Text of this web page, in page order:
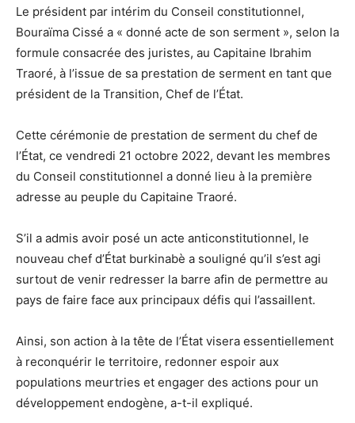
Le président par intérim du Conseil constitutionnel,
Bouraïma Cissé a « donné acte de son serment », selon la
formule consacrée des juristes, au Capitaine Ibrahim
Traoré, à l’issue de sa prestation de serment en tant que
président de la Transition, Chef de l’État.
Cette cérémonie de prestation de serment du chef de
l’État, ce vendredi 21 octobre 2022, devant les membres
du Conseil constitutionnel a donné lieu à la première
adresse au peuple du Capitaine Traoré.
S’il a admis avoir posé un acte anticonstitutionnel, le
nouveau chef d’État burkinabè a souligné qu’il s’est agi
surtout de venir redresser la barre afin de permettre au
pays de faire face aux principaux défis qui l’assaillent.
Ainsi, son action à la tête de l’État visera essentiellement
à reconquérir le territoire, redonner espoir aux
populations meurtries et engager des actions pour un
développement endogène, a-t-il expliqué.